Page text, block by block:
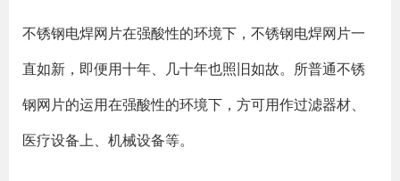
不锈钢电焊网片在强酸性的环境下，不锈钢电焊网片一
直如新，即便用十年、几十年也照旧如故。所普通不锈
钢网片的运用在强酸性的环境下，方可用作过滤器材、
医疗设备上、机械设备等。